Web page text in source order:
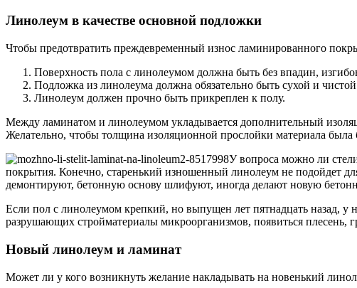
Линолеум в качестве основной подложки
Чтобы предотвратить преждевременный износ ламинированного
Поверхность пола с линолеумом должна быть без впадин,
Подложка из линолеума должна обязательно быть сухой и
Линолеум должен прочно быть прикреплен к полу.
Между ламинатом и линолеумом укладывается дополнительный
Желательно, чтобы толщина изоляционной прослойки материала
У вопроса можно ли
покрытия. Конечно, старенький изношенный линолеум не подойдет
демонтируют, бетонную основу шлифуют, иногда делают новую
Если пол с линолеумом крепкий, но выпущен лет пятнадцать назад, у
разрушающих стройматериалы микроорганизмов, появиться плесень,
Новый линолеум и ламинат
Может ли у кого возникнуть желание накладывать на новенький